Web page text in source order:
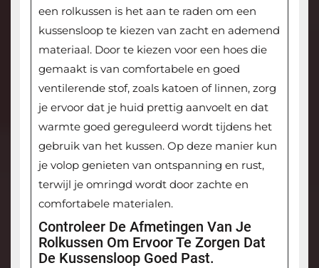
een rolkussen is het aan te raden om een
kussensloop te kiezen van zacht en ademend
materiaal. Door te kiezen voor een hoes die
gemaakt is van comfortabele en goed
ventilerende stof, zoals katoen of linnen, zorg
je ervoor dat je huid prettig aanvoelt en dat
warmte goed gereguleerd wordt tijdens het
gebruik van het kussen. Op deze manier kun
je volop genieten van ontspanning en rust,
terwijl je omringd wordt door zachte en
comfortabele materialen.
Controleer De Afmetingen Van Je
Rolkussen Om Ervoor Te Zorgen Dat
De Kussensloop Goed Past.